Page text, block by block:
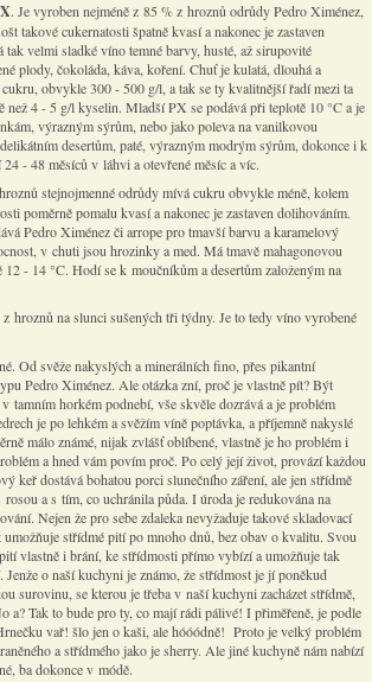
. Je vyroben nejméně z 85 % z hroznů odrůdy Pedro Ximénez,
takové cukernatosti špatně kvasí a nakonec je zastaven
velmi sladké víno temné barvy, husté, až sirupovité
plody, čokoláda, káva, koření. Chuť je kulatá, dlouhá a
obvykle 300 - 500 g/l, a tak se ty kvalitnější řadí mezi ta
4 - 5 g/l kyselin. Mladší PX se podává při teplotě 10 °C a je
výrazným sýrům, nebo jako poleva na vanilkovou
desertům, paté, výrazným modrým sýrům, dokonce i k
- 48 měsíců v láhvi a otevřené měsíc a víc.
stejnojmenné odrůdy mívá cukru obvykle méně, kolem
poměrně pomalu kvasí a nakonec je zastaven dolihováním.
Pedro Ximénez či arrope pro tmavší barvu a karamelový
v chuti jsou hrozinky a med. Má tmavě mahagonovou
- 14 °C. Hodí se k moučníkům a desertům založeným na
hroznů na slunci sušených tři týdny. Je to tedy víno vyrobené
Od svěže nakyslých a minerálních fino, přes pikantní
Pedro Ximénez. Ale otázka zní, proč je vlastně pít? Být
tamním horkém podnebí, vše skvěle dozrává a je problém
je po lehkém a svěžím víně poptávka, a příjemně nakyslé
málo známé, nijak zvlášť oblíbené, vlastně je ho problém i
a hned vám povím proč. Po celý její život, provází každou
keř dostává bohatou porci slunečního záření, ale jen střídmě
a s tím, co uchránila půda. I úroda je redukována na
Nejen že pro sebe zdaleka nevyžaduje takové skladovací
střídmé pití po mnoho dnů, bez obav o kvalitu. Svou
vlastně i brání, ke střídmosti přímo vybízí a umožňuje tak
o naší kuchyni je známo, že střídmost je jí poněkud
surovinu, se kterou je třeba v naší kuchyni zacházet střídmě,
Tak to bude pro ty, co mají rádi pálivé! I přiměřeně, je podle
vař! šlo jen o kaši, ale hóóódně! Proto je velký problém
a střídmého jako je sherry. Ale jiné kuchyně nám nabízí
ba dokonce v módě.